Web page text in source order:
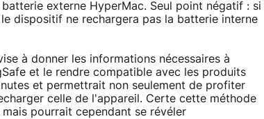
externe HyperMac. Seul point négatif : si
dispositif ne rechargera pas la batterie interne
à donner les informations nécessaires à
et le rendre compatible avec les produits
et permettrait non seulement de profiter
celle de l'appareil. Certe cette méthode
pourrait cependant se révéler